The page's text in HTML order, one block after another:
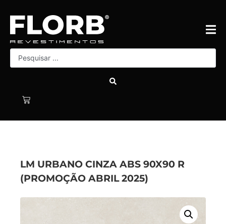
LM URBANO CINZA ABS 90X90 R
(PROMOÇÃO ABRIL 2025)